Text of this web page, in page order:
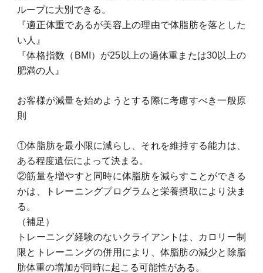
ループに大別できる。
『適正体重であるが美容上の理由で体脂肪を落とした
い人』
『体格指数（BMI）が25以上の過体重または30以上の
肥満の人』
お客様が減量を始めようとする際に考慮すべき一般原
則
①体脂肪を最小限に減らし、それを維持する能力は、
ある程度遺伝によって決まる。
②筋量を増やすと同時に体脂肪を減らすことができる
かは、トレーニングプログラムと栄養摂取により決ま
る。
（補足）
トレーニング経験のないクライアントは、カロリー制
限とトレーニングの併用により、体脂肪の減少と除脂
肪体重の増加が同時に起こる可能性がある。